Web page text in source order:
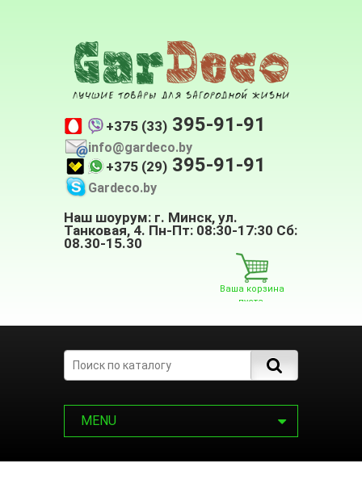
+375 (33) 395-91-91
info@gardeco.by
+375 (29) 395-91-91
Gardeco.by
Наш шоурум: г. Минск, ул.
Танковая, 4. Пн-Пт: 08:30-17:30 Сб:
08.30-15.30
Ваша корзина
пуста.
MENU